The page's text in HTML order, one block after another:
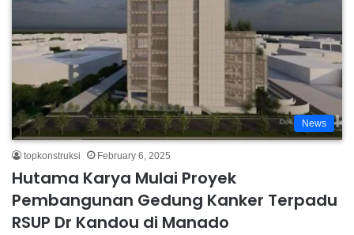
News
topkonstruksi February 6, 2025
Hutama Karya Mulai Proyek
Pembangunan Gedung Kanker Terpadu
RSUP Dr Kandou di Manado